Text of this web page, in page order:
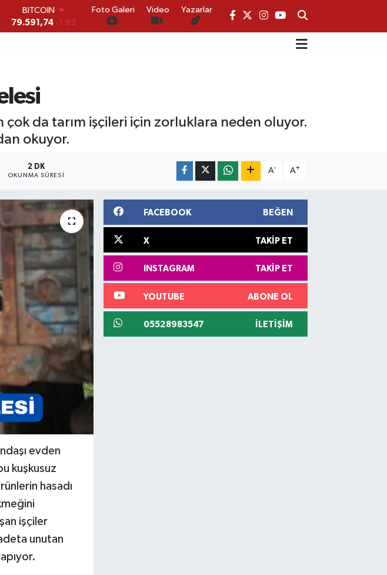
DOLAR
45,43620 0.02
EURO
G.ALTIN
6862,09000
14.598,00 0
BITCOIN
79.591,74 -1.82
Foto Galeri Video Yazarlar
da tarım işçileri için zorluklara neden oluyor.
okuyor.
2 DK
OKUNMA SÜRESI
A- A+
evden
kuşkusuz
hasadı
işçiler
unutan
FACEBOOK BEĞEN
X TAKIP ET
INSTAGRAM TAKIP ET
YOUTUBE ABONE OL
05528983547 İLETIŞIM